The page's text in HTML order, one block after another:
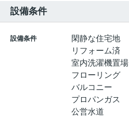
設備条件
設備条件
閑静な住宅地
リフォーム済
室内洗濯機置場
フローリング
バルコニー
プロパンガス
公営水道